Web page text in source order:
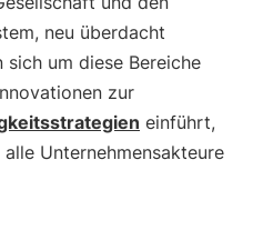
neu überdacht
um diese Bereiche
zur
einführt,
Unternehmensakteure